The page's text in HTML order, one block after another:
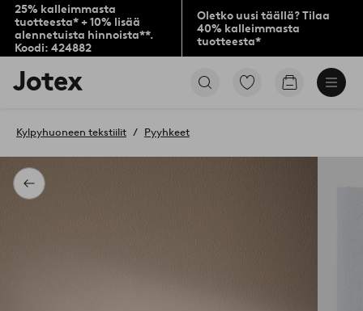
25% kalleimmasta
tuotteesta* + 10% lisää
alennetuista hinnoista**.
Koodi: 424882
Oletko uusi täällä? Tilaa
40% kalleimmasta
tuotteesta*
Jotex-
logo
aloitussivulle
Siirry
Siirry
Takaisin
Kylpyhuoneen tekstiilit Pyyhkeet